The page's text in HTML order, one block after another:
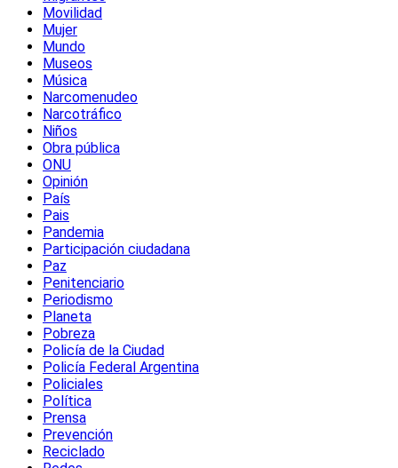
Movilidad
Mujer
Mundo
Museos
Música
Narcomenudeo
Narcotráfico
Niños
Obra pública
ONU
Opinión
País
Pais
Pandemia
Participación ciudadana
Paz
Penitenciario
Periodismo
Planeta
Pobreza
Policía de la Ciudad
Policía Federal Argentina
Policiales
Política
Prensa
Prevención
Reciclado